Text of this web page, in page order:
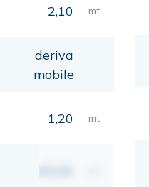
2,10 mt
deriva
mobile
1,20 mt
00,00